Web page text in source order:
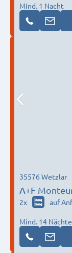
Mind. 1 Nacht
A+F
35576 Wetzlar
2x auf
Mind. 14 Nächte